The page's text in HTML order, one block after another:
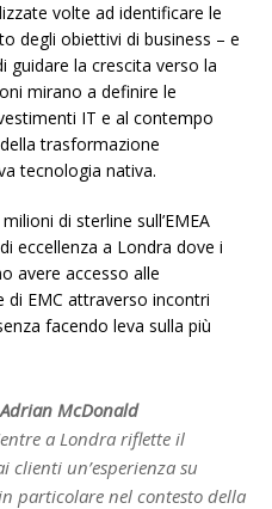
volte ad identificare le
degli obiettivi di business – e
guidare la crescita verso la
mirano a definire le
IT e al contempo
trasformazione
tecnologia nativa.
di sterline sull’EMEA
eccellenza a Londra dove i
avere accesso alle
di EMC attraverso incontri
facendo leva sulla più
McDonald
a Londra riflette il
clienti un’esperienza su
particolare nel contesto della